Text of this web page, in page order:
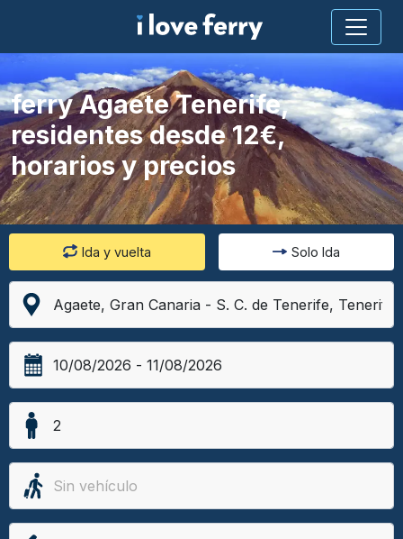
Ida y vuelta Solo Ida
ferry Agaete Tenerife,
residentes desde 12€,
horarios y precios